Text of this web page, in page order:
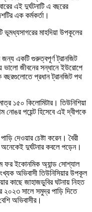
এই দুর্ঘটনাটি এ বছরের
এক কর্মকর্তা।
ভূমধ্যসাগরের মাহদিয়া উপকূলের
জন্য একটি গুরুত্বপূর্ণ ট্রানজিট
ভালো জীবনের সন্ধানে ইউরোপে
বছরগুলোতে প্রধান ট্রানজিট পথ
১৫০ কিলোমিটার। তিউনিশিয়া
নোঙর পয়েন্ট হিসেবে এই দ্বীপকে
দেওয়ার চেষ্টা করেন। বৈরী
দুর্ঘটনার কবলে পড়েন।
ফর ইকোনমিক অ্যান্ড সোশ্যাল
অভিবাসী তিউনিসিয়ার উপকূল
কাছে জাহাজডুবির ঘটনায় নিহত
সালে সমুদ্র পাড়ি দিতে
অভিবাসীর।